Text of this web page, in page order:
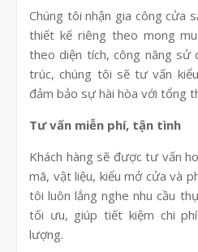
Chúng tôi nhận gia công cửa
thiết kế riêng theo mong
theo diện tích, công năng sử
trúc, chúng tôi sẽ tư vấn
đảm bảo sự hài hòa với tổng
Tư vấn miễn phí, tận tình
Khách hàng sẽ được tư vấn
mã, vật liệu, kiểu mở cửa và
tôi luôn lắng nghe nhu cầu
tối ưu, giúp tiết kiệm chi
lượng.